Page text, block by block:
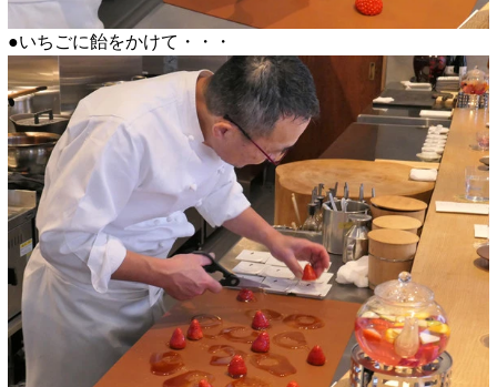
●いちごに飴をかけて・・・